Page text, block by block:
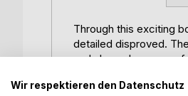
Through this exciting
detailed disproved.
and also solves many
examples and a
Wir respektieren den Datenschutz